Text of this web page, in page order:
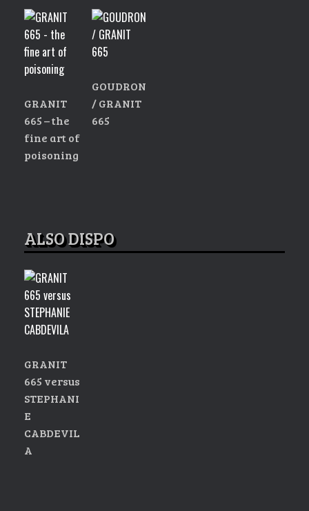
GRANIT
665 – the
fine art of
poisoning
variations.
options
peuvent
être
choisies
la
page
du
produit
GOUDRON
/ GRANIT
665
ALSO DISPO
GRANIT
665 versus
STEPHANI
E
CABDEVIL
A